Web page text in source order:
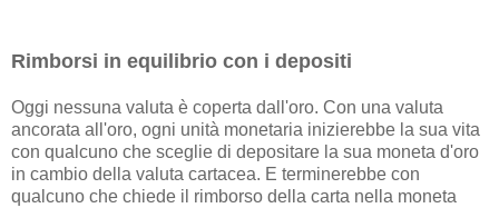
Rimborsi in equilibrio con i depositi
Oggi nessuna valuta è coperta dall'oro. Con una valuta
ancorata all'oro, ogni unità monetaria inizierebbe la sua vita
con qualcuno che sceglie di depositare la sua moneta d'oro
in cambio della valuta cartacea. E terminerebbe con
qualcuno che chiede il rimborso della carta nella moneta